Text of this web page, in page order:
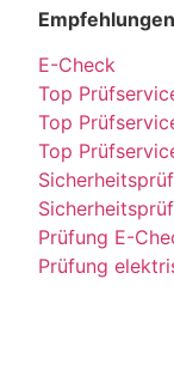
E-Check
Top
Top
Top
Prüfung E-
Prüfung